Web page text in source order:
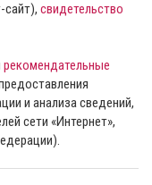
сайт), свидетельство
рекомендательные
и анализа сведений,
сети «Интернет»,